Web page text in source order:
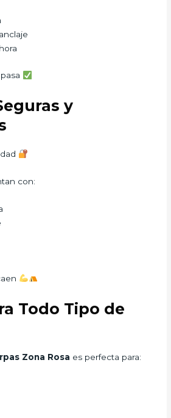
y
con:
Todo Tipo de
Zona Rosa es perfecta para: